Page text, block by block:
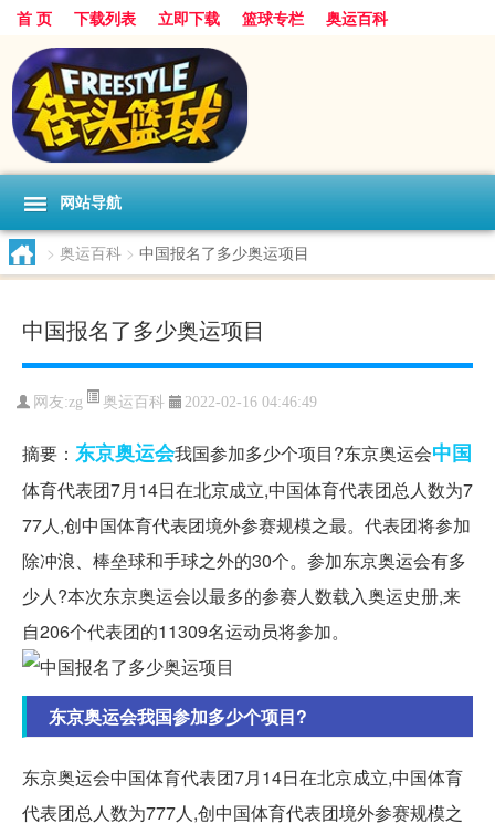
首 页 下载列表 立即下载 篮球专栏 奥运百科
网站导航
> 奥运百科 > 中国报名了多少奥运项目
中国报名了多少奥运项目
网友:zg 奥运百科 2022-02-16 04:46:49
摘要： 东京奥运会我国参加多少个项目?东京奥运会中国
体育代表团7月14日在北京成立,中国体育代表团总人数为7
77人,创中国体育代表团境外参赛规模之最。代表团将参加
除冲浪、棒垒球和手球之外的30个。参加东京奥运会有多
少人?本次东京奥运会以最多的参赛人数载入奥运史册,来
自206个代表团的11309名运动员将参加。
东京奥运会我国参加多少个项目?
东京奥运会中国体育代表团7月14日在北京成立,中国体育
代表团总人数为777人,创中国体育代表团境外参赛规模之